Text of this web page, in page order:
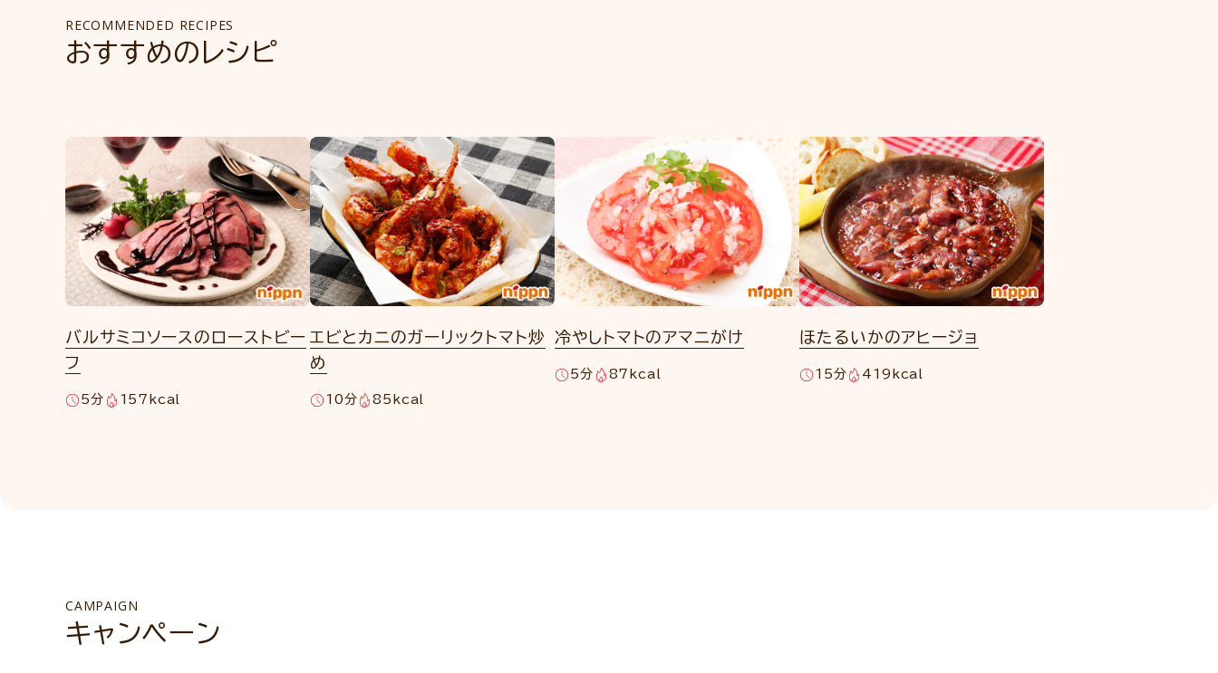
RECOMMENDED RECIPES
おすすめのレシピ
バルサミコソースのローストビー
フ
5分 157kcal
エビとカニのガーリックトマト炒
め
10分 85kcal
冷やしトマトのアマニがけ
5分 87kcal
ほたるいかのアヒージョ
15分 419kcal
CAMPAIGN
キャンペーン